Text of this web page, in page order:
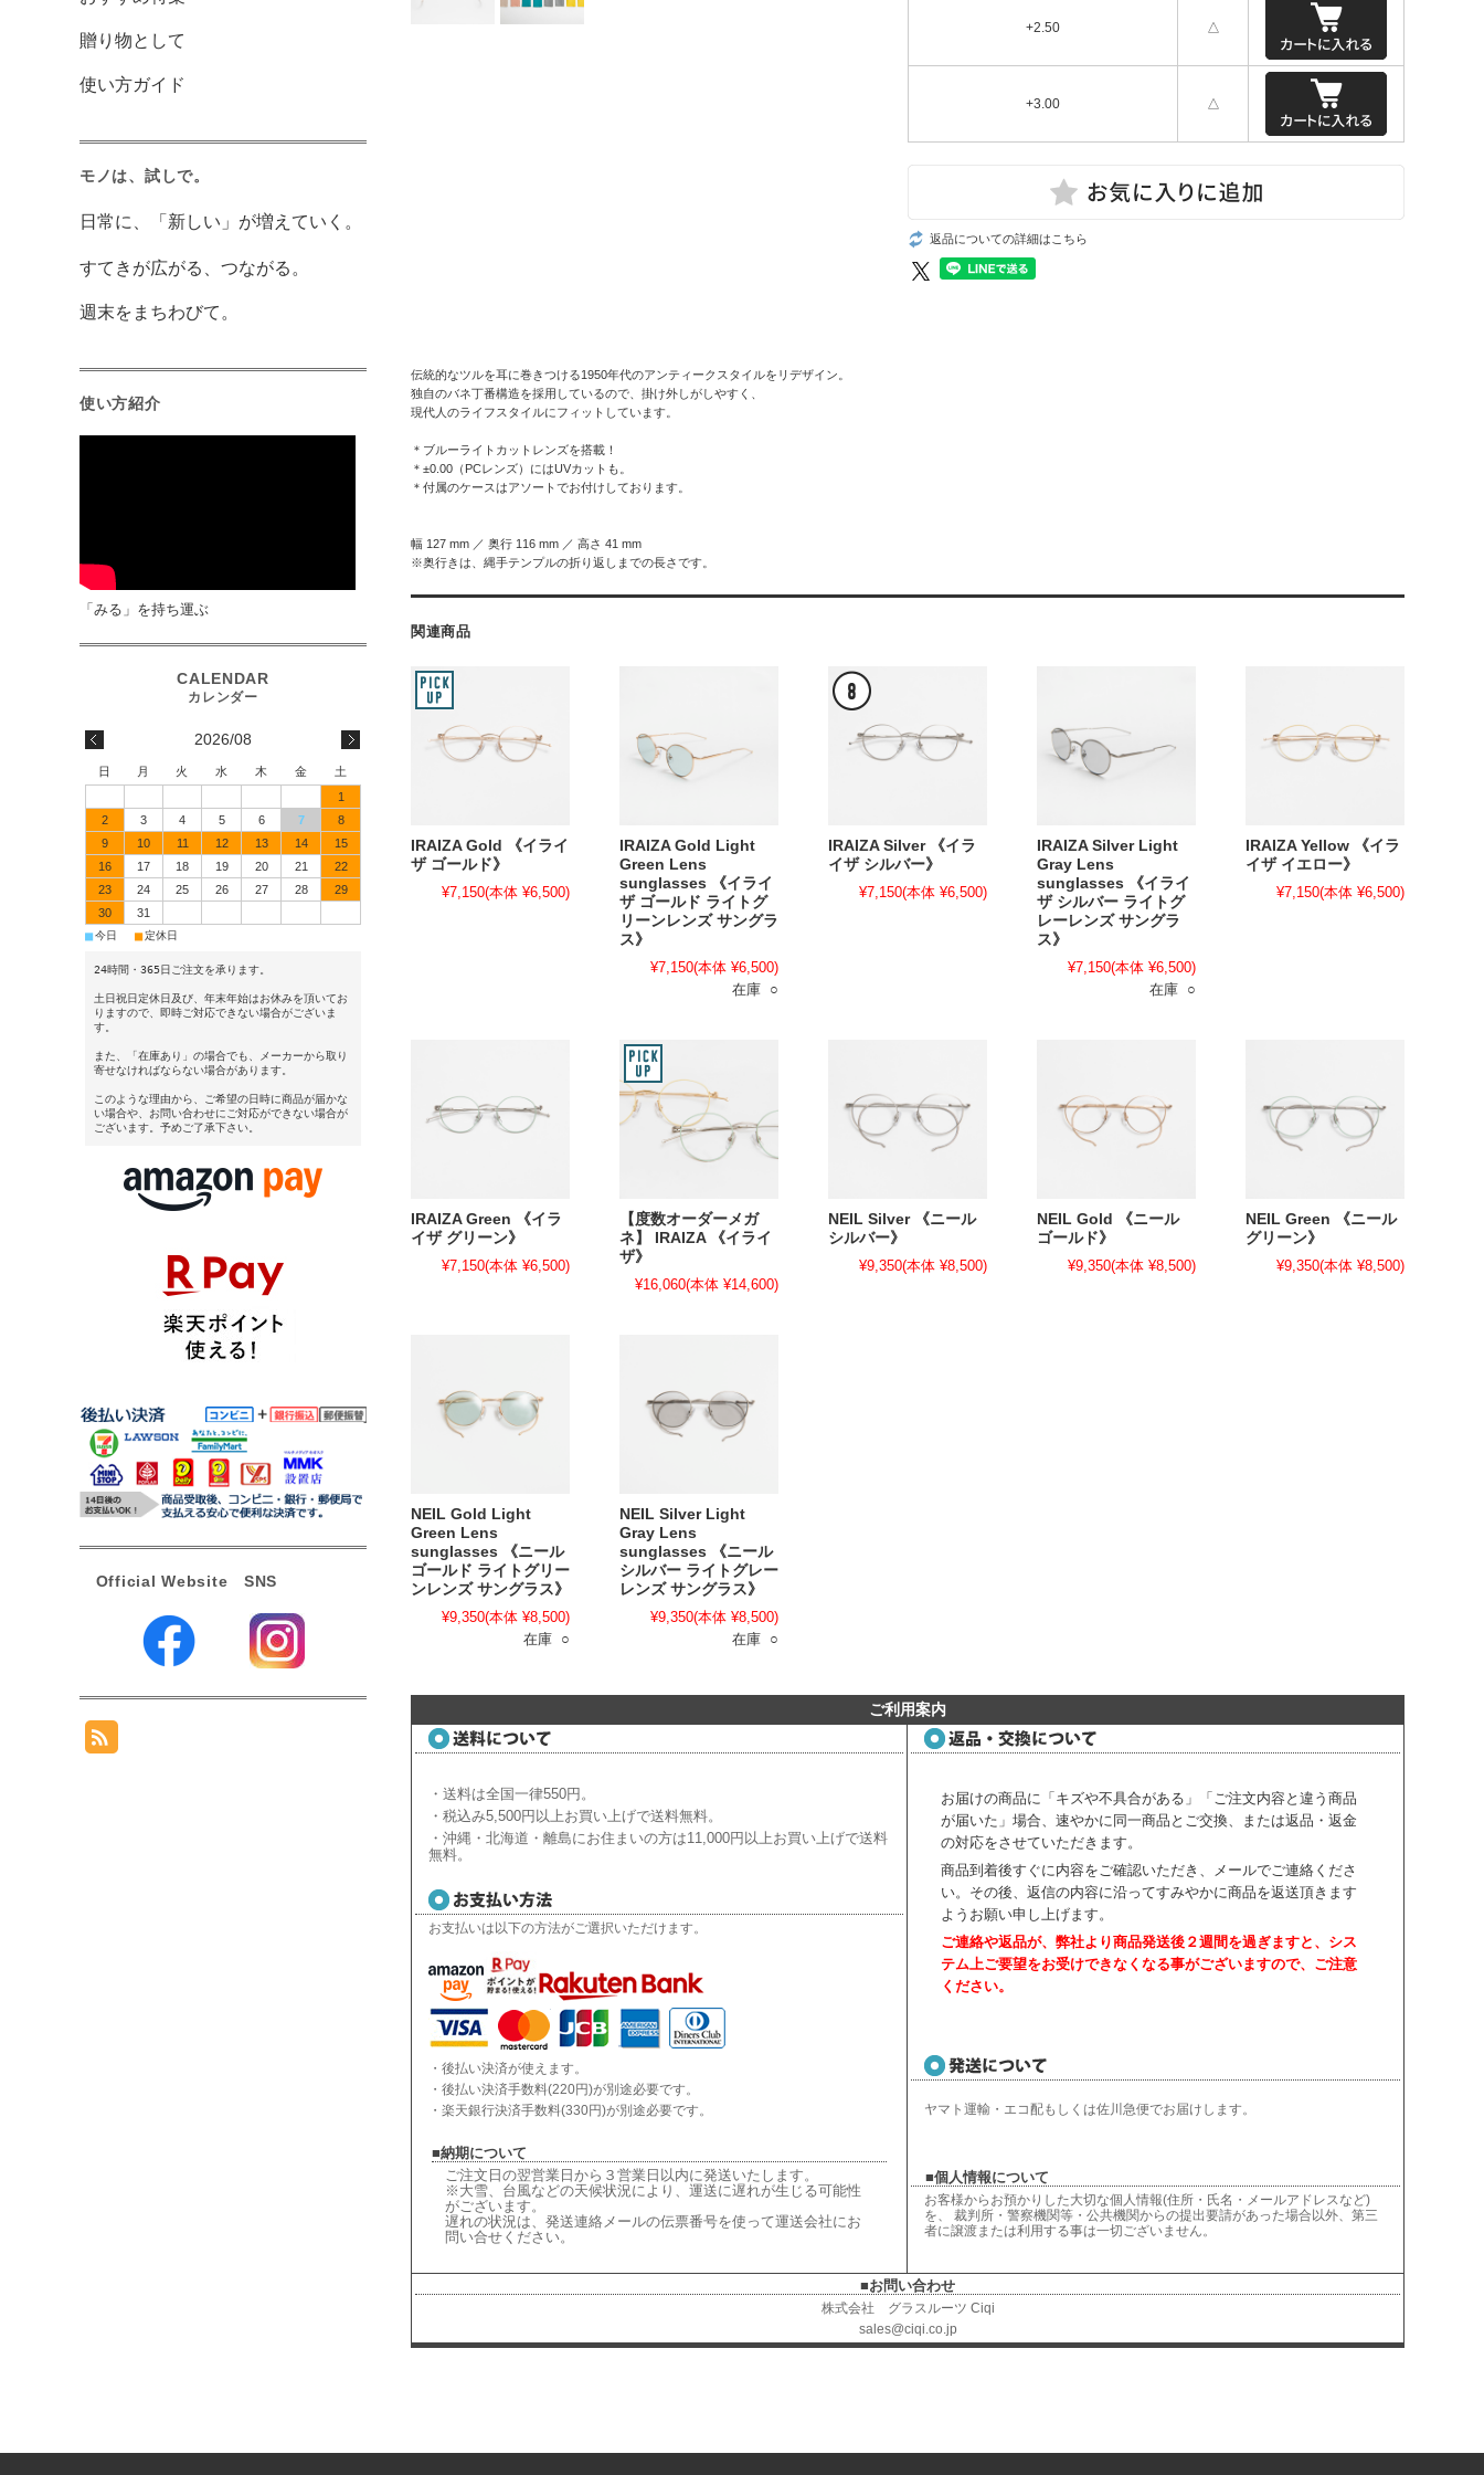
+2.50 △
+3.00 △
返品についての詳細はこちら
伝統的なツルを耳に巻きつける1950年代のアンティークスタイルをリデザイン。
独自のバネ丁番構造を採用しているので、掛け外しがしやすく、
現代人のライフスタイルにフィットしています。
＊ブルーライトカットレンズを搭載！
＊±0.00（PCレンズ）にはUVカットも。
＊付属のケースはアソートでお付けしております。
幅 127 mm ／ 奥行 116 mm ／ 高さ 41 mm
※奥行きは、縄手テンプルの折り返しまでの長さです。
関連商品
IRAIZA Gold 《イライ
ザ ゴールド》
¥7,150(本体 ¥6,500)
IRAIZA Gold Light
Green Lens
sunglasses 《イライ
ザ ゴールド ライトグ
リーンレンズ サングラ
ス》
¥7,150(本体 ¥6,500)
在庫 ○
IRAIZA Silver 《イラ
イザ シルバー》
¥7,150(本体 ¥6,500)
IRAIZA Silver Light
Gray Lens
sunglasses 《イライ
ザ シルバー ライトグ
レーレンズ サングラ
ス》
¥7,150(本体 ¥6,500)
在庫 ○
IRAIZA Yellow 《イラ
イザ イエロー》
¥7,150(本体 ¥6,500)
IRAIZA Green 《イラ
イザ グリーン》
¥7,150(本体 ¥6,500)
【度数オーダーメガ
ネ】 IRAIZA 《イライ
ザ》
¥16,060(本体 ¥14,600)
NEIL Silver 《ニール
シルバー》
¥9,350(本体 ¥8,500)
NEIL Gold 《ニール
ゴールド》
¥9,350(本体 ¥8,500)
NEIL Green 《ニール
グリーン》
¥9,350(本体 ¥8,500)
NEIL Gold Light
Green Lens
sunglasses 《ニール
ゴールド ライトグリー
ンレンズ サングラス》
¥9,350(本体 ¥8,500)
在庫 ○
NEIL Silver Light
Gray Lens
sunglasses 《ニール
シルバー ライトグレー
レンズ サングラス》
¥9,350(本体 ¥8,500)
在庫 ○
ご利用案内
・送料は全国一律550円。
・税込み5,500円以上お買い上げで送料無料。
・沖縄・北海道・離島にお住まいの方は11,000円以上お買い上げで送料
無料。
お支払いは以下の方法がご選択いただけます。
・後払い決済が使えます。
・後払い決済手数料(220円)が別途必要です。
・楽天銀行決済手数料(330円)が別途必要です。
■納期について
ご注文日の翌営業日から３営業日以内に発送いたします。
※大雪、台風などの天候状況により、 運送に遅れが生じる可能性
がございます。
遅れの状況は、 発送連絡メールの伝票番号を使って運送会社にお
問い合せください。
お届けの商品に「キズや不具合がある」「ご注文内容と違う商品
が届いた」場合、速やかに同一商品とご交換、または返品・返金
の対応をさせていただきます。
商品到着後すぐに内容をご確認いただき、
メールでご連絡くださ
い。 その後、返信の内容に沿ってすみやかに商品を返送頂きます
ようお願い申し上げます。
ご連絡や返品が、弊社より商品発送後２週間を過ぎますと、 シス
テム上ご要望をお受けできなくなる事がございますので、ご注意
ください。
ヤマト運輸・エコ配もしくは佐川急便でお届けします。
■個人情報について
お客様からお預かりした大切な個人情報(住所・氏名・メールアドレスなど)
を、 裁判所・警察機関等・公共機関からの提出要請があった場合以外、第三
者に譲渡または利用する事は一切ございません。
■お問い合わせ
株式会社 グラスルーツ Ciqi
sales@ciqi.co.jp
贈り物として
使い方ガイド
モノは、試しで。
日常に、「新しい」が増えていく。
すてきが広がる、つながる。
週末をまちわびて。
使い方紹介
「みる」を持ち運ぶ
2026/08
日 月 火 水 木 金
土
1
2
3 4 5 6 7
8
9
10 11 12 13 14
15
16
17 18 19 20 21
22
23
24 25 26 27 28
29
30
31
■今日 ■定休日
24時間・365日ご注文を承ります。
土日祝日定休日及び、年末年始はお休みを頂いてお
りますので、即時ご対応できない場合がございま
す。
また、「在庫あり」の場合でも、メーカーから取り
寄せなければならない場合があります。
このような理由から、ご希望の日時に商品が届かな
い場合や、お問い合わせにご対応ができない場合が
ございます。予めご了承下さい。
Official Website SNS